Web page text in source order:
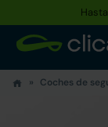
Coches de